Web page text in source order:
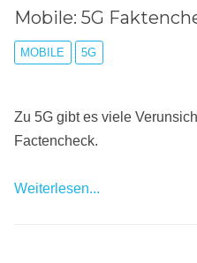
Mobile: 5G
MOBILE 5G
Zu 5G gibt es viele
Factencheck.
Weiterlesen...